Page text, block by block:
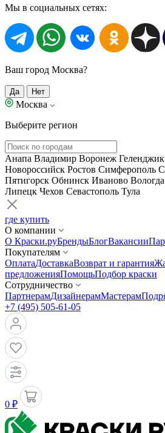
Мы в социальных сетях:
Ваш город Москва?
Да Нет
Москва
Выберите регион
Анапа Владимир Воронеж Геленджик
Новороссийск Ростов Симферополь
Пятигорск Обнинск Иваново Вологда
Липецк Чехов Севастополь Тула
где купить
О компании
О Краски.руБрендыБлогВакансии
Покупателям
ОплатаДоставкаВозврат и гарантия
предложенияПомощьПодбор краски
Сотрудничество
ПартнерамДизайнерамМастерам
+7 (495) 505-61-05
0 ₽